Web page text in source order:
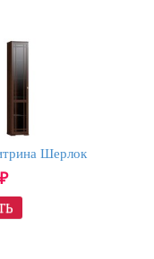
Шерлок
₽